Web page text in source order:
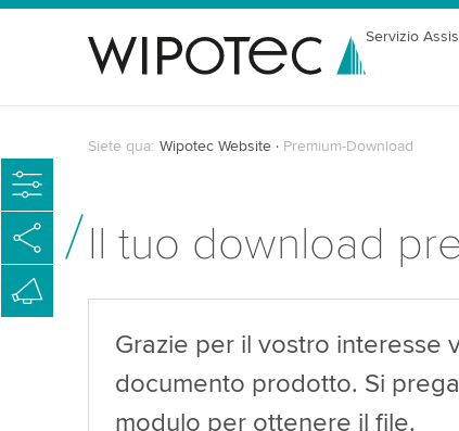
Servizio
Siete qua: Wipotec Website Premium-Download
Il tuo download
Grazie per il vostro interesse
documento prodotto. Si
modulo per ottenere il file.